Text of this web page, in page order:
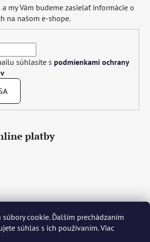
cookie. Ďalším prechádzaním
súhlas s ich používaním. Viac
my Vám budeme zasielať informácie o
na našom e-shope.
súhlasíte s podmienkami ochrany
platby
English Deutsch Magyar
Română Italiano Español Français